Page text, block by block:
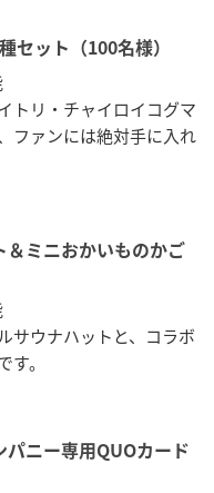
セット（100名様）
トリ・チャイロイコグマ
ファンには絶対手に入れ
＆ミニおかいものかご
サウナハットと、コラボ
。
パニー専用QUOカード